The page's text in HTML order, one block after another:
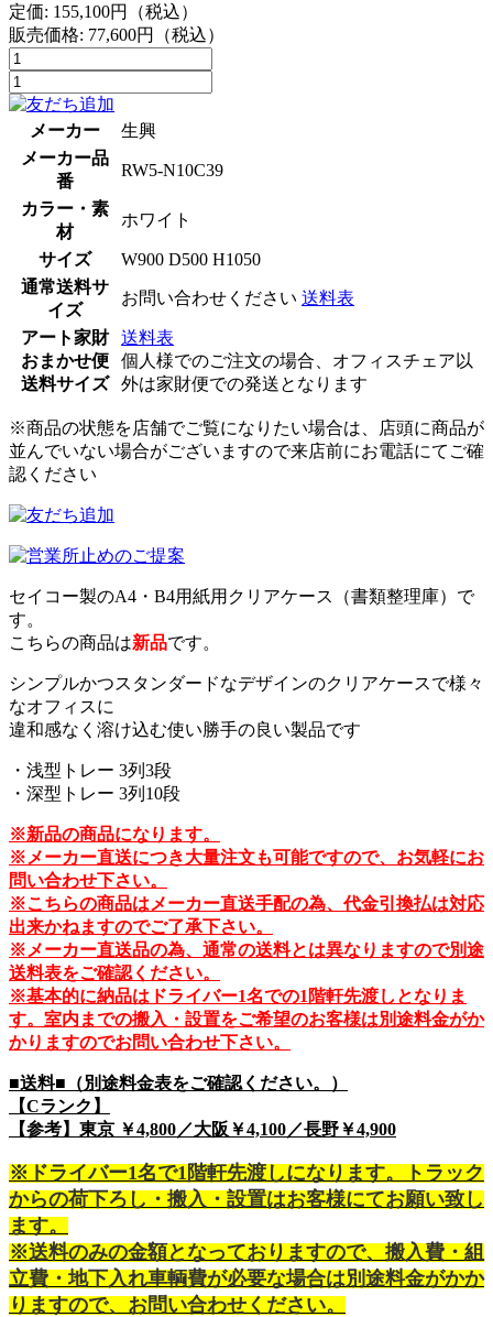
定価: 155,100円（税込）
販売価格: 77,600円（税込）
メーカー
生興
メーカー品
番
RW5-N10C39
カラー・素
材
ホワイト
サイズ
W900 D500 H1050
通常送料サ
イズ
お問い合わせください 送料表
アート家財
おまかせ便
送料サイズ
送料表
個人様でのご注文の場合、オフィスチェア以
外は家財便での発送となります
※商品の状態を店舗でご覧になりたい場合は、店頭に商品が
並んでいない場合がございますので来店前にお電話にてご確
認ください
セイコー製のA4・B4用紙用クリアケース（書類整理庫）で
す。
こちらの商品は新品です。
シンプルかつスタンダードなデザインのクリアケースで様々
なオフィスに
違和感なく溶け込む使い勝手の良い製品です
・浅型トレー 3列3段
・深型トレー 3列10段
※新品の商品になります。
※メーカー直送につき大量注文も可能ですので、お気軽にお
問い合わせ下さい。
※こちらの商品はメーカー直送手配の為、代金引換払は対応
出来かねますのでご了承下さい。
※メーカー直送品の為、通常の送料とは異なりますので別途
送料表をご確認ください。
※基本的に納品はドライバー1名での1階軒先渡しとなりま
す。室内までの搬入・設置をご希望のお客様は別途料金がか
かりますのでお問い合わせ下さい。
■送料■（別途料金表をご確認ください。）
【Cランク】
【参考】東京 ￥4,800／大阪￥4,100／長野￥4,900
※ドライバー1名で1階軒先渡しになります。トラック
からの荷下ろし・搬入・設置はお客様にてお願い致し
ます。
※送料のみの金額となっておりますので、搬入費・組
立費・地下入れ車輌費が必要な場合は別途料金がかか
りますので、お問い合わせください。